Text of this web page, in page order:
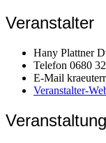
Veranstalter
Hany Plattner
Telefon 0680
E-Mail
Veranstalter-